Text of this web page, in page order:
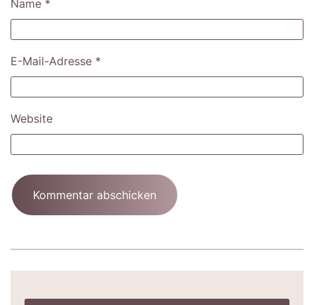
Name *
E-Mail-Adresse *
Website